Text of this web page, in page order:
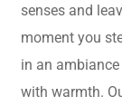
senses and
moment you
in an
with warmth.